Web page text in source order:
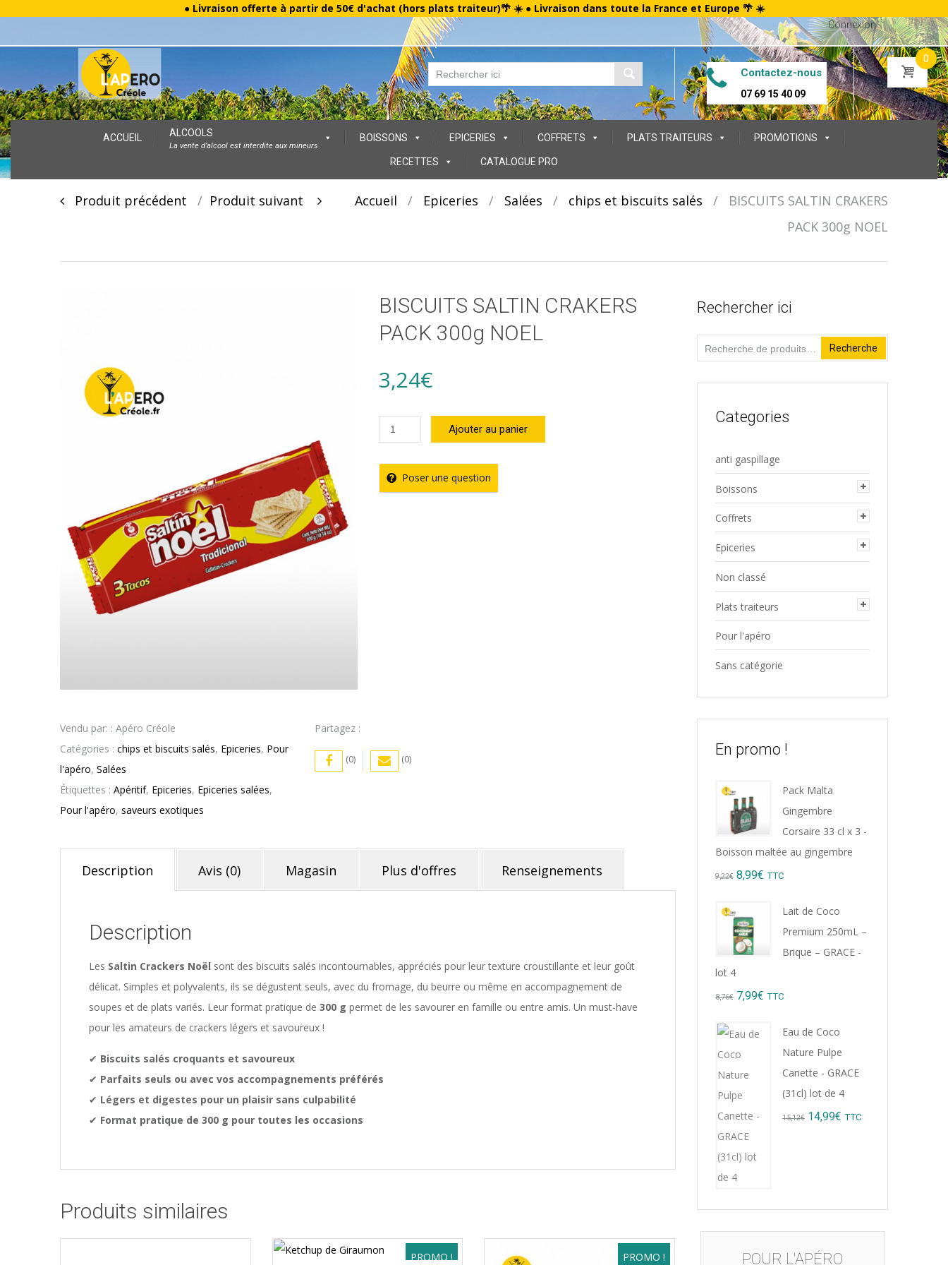
● Livraison offerte à partir de 50€ d'achat (hors plats traiteur)🌴 ☀️ ● Livraison dans toute la France et Europe 🌴 ☀️
Connexion
Contactez-nous
07 69 15 40 09
0
Skip
to
content
ACCUEIL ALCOOLS
La vente d’alcool est interdite aux mineurs
BOISSONS EPICERIES COFFRETS PLATS TRAITEURS PROMOTIONS
RECETTES CATALOGUE PRO
Post
Produit précédent Produit suivant Accueil / Epiceries / Salées / chips et biscuits salés /
BISCUITS SALTIN CRAKERS
PACK 300g NOEL
BISCUITS SALTIN CRAKERS
PACK 300g NOEL
3,24€
quantité
de
BISCUITS
SALTIN
Ajouter au panier
Poser une question
Vendu par: : Apéro Créole
Catégories : chips et biscuits salés, Epiceries, Pour
l'apéro, Salées
Étiquettes : Apéritif, Epiceries, Epiceries salées,
Pour l'apéro, saveurs exotiques
Partagez :
(0) (0)
Description Avis (0) Magasin Plus d'offres Renseignements
Description
Les Saltin Crackers Noël sont des biscuits salés incontournables, appréciés pour leur texture croustillante et leur goût
délicat. Simples et polyvalents, ils se dégustent seuls, avec du fromage, du beurre ou même en accompagnement de
soupes et de plats variés. Leur format pratique de 300 g permet de les savourer en famille ou entre amis. Un must-have
pour les amateurs de crackers légers et savoureux !
✔ Biscuits salés croquants et savoureux
✔ Parfaits seuls ou avec vos accompagnements préférés
✔ Légers et digestes pour un plaisir sans culpabilité
✔ Format pratique de 300 g pour toutes les occasions
Produits similaires
PROMO ! PROMO !
Rechercher ici
Recherche
pour :
Recherche
Categories
anti gaspillage
Boissons
Coffrets
Epiceries
Non classé
Plats traiteurs
Pour l'apéro
Sans catégorie
En promo !
Pack Malta
Gingembre
Corsaire 33 cl x 3 -
Boisson maltée au gingembre
9,22€ Original
was:
9,22€.
8,99€ Current
TTC
Lait de Coco
Premium 250mL –
Brique – GRACE -
lot 4
8,76€ Original
was:
7,99€ Current
TTC
Eau de Coco
Nature Pulpe
Canette - GRACE
(31cl) lot de 4
15,12€ Original
14,99€ Current
TTC
POUR L'APÉRO